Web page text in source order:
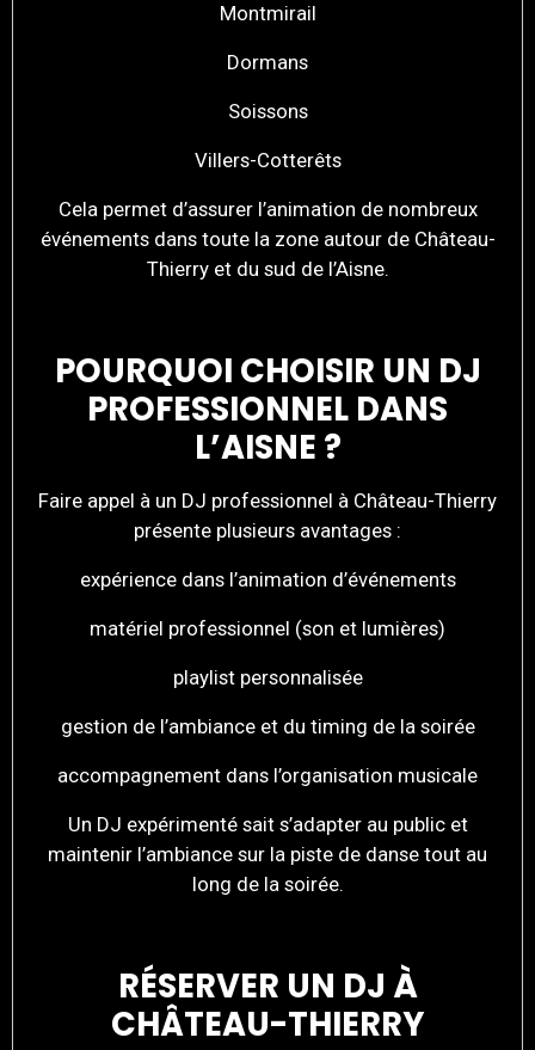
Montmirail
Dormans
Soissons
Villers-Cotterêts
Cela permet d’assurer l’animation de nombreux
événements dans toute la zone autour de Château-
Thierry et du sud de l’Aisne.
POURQUOI CHOISIR UN DJ
PROFESSIONNEL DANS
L’AISNE ?
Faire appel à un DJ professionnel à Château-Thierry
présente plusieurs avantages :
expérience dans l’animation d’événements
matériel professionnel (son et lumières)
playlist personnalisée
gestion de l’ambiance et du timing de la soirée
accompagnement dans l’organisation musicale
Un DJ expérimenté sait s’adapter au public et
maintenir l’ambiance sur la piste de danse tout au
long de la soirée.
RÉSERVER UN DJ À
CHÂTEAU-THIERRY